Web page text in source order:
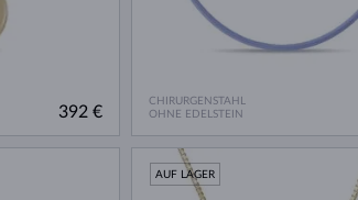
392 €
CHIRURGENSTAHL
OHNE EDELSTEIN
AUF LAGER